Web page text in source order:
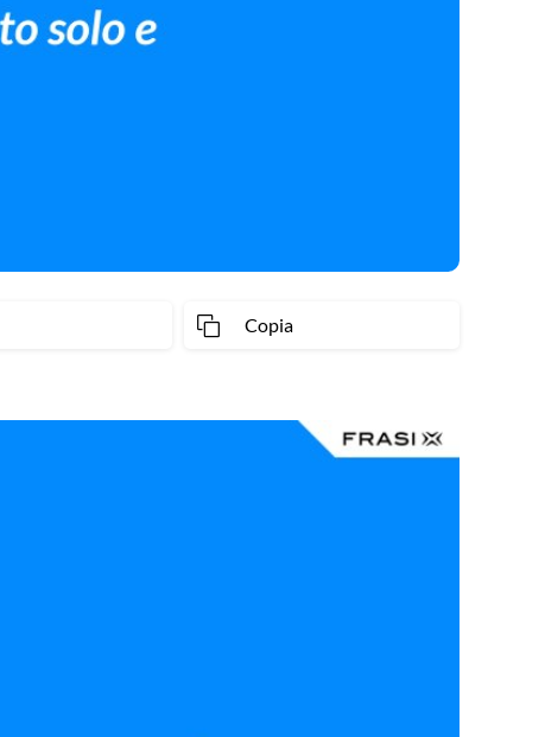
Copia